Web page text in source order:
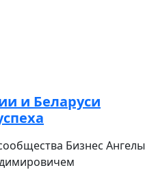
и Беларуси
Бизнес Ангелы